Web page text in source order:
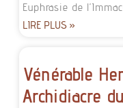
Euphrasie de
LIRE PLUS »
Vénérable
Archidiacre